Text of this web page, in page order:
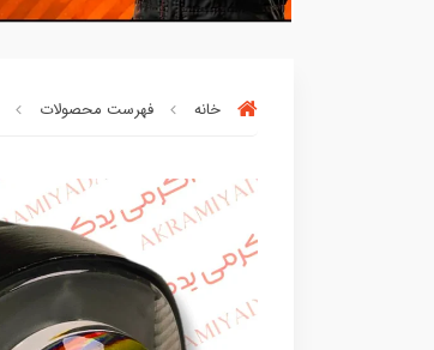
خانه فهرست محصولات